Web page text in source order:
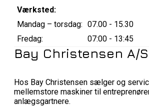
Værksted:
Mandag – torsdag: 07.00 - 15.30
Fredag:
07:00 - 13:45
Bay Christensen A/S
Hos Bay Christensen sælger og
mellemstore maskiner til
anlægsgartnere.